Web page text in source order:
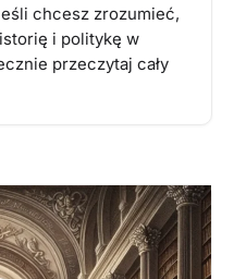
chcesz zrozumieć,
i politykę w
przeczytaj cały